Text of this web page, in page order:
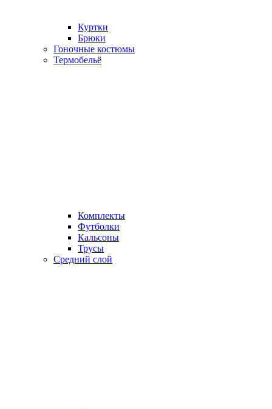
Куртки
Брюки
Гоночные костюмы
Термобельё
Комплекты
Футболки
Кальсоны
Трусы
Средний слой